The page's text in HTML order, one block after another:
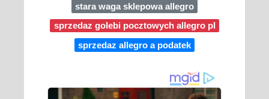
stara waga sklepowa allegro
sprzedaz golebi pocztowych allegro pl
sprzedaz allegro a podatek